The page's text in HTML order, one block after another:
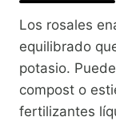
Los rosales
equilibrado
potasio.
compost o
fertilizantes